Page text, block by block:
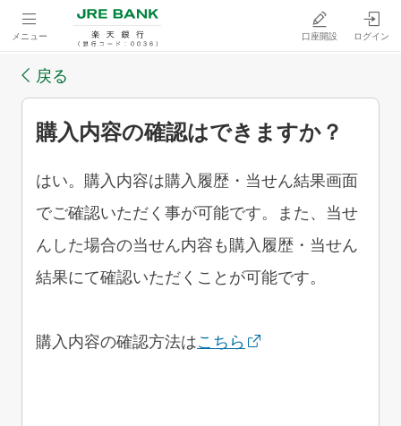
メニュー 口座開設 ログイン
戻る
購入内容の確認はできますか？
はい。購入内容は購入履歴・当せん結果画面
でご確認いただく事が可能です。また、当せ
んした場合の当せん内容も購入履歴・当せん
結果にて確認いただくことが可能です。
購入内容の確認方法はこちら